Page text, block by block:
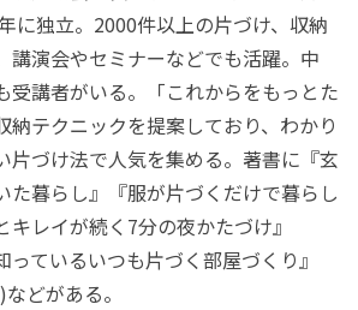
に独立。2000件以上の片づけ、収納
講演会やセミナーなどでも活躍。中
受講者がいる。「これからをもっとた
納テクニックを提案しており、わかり
片づけ法で人気を集める。著書に『玄
た暮らし』『服が片づくだけで暮らし
レイが続く7分の夜かたづけ』
っているいつも片づく部屋づくり』
どがある。